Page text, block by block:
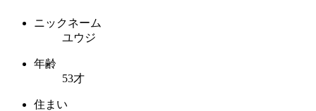
ニックネーム
ユウジ
年齢
53才
住まい